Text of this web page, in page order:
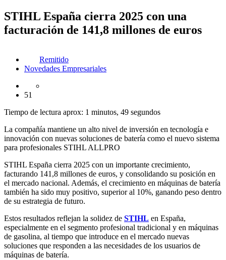
STIHL España cierra 2025 con una
facturación de 141,8 millones de euros
Remitido
Novedades Empresariales
51
Tiempo de lectura aprox: 1 minutos, 49 segundos
La compañía mantiene un alto nivel de inversión en tecnología e
innovación con nuevas soluciones de batería como el nuevo sistema
para profesionales STIHL ALLPRO
STIHL España cierra 2025 con un importante crecimiento,
facturando 141,8 millones de euros, y consolidando su posición en
el mercado nacional. Además, el crecimiento en máquinas de batería
también ha sido muy positivo, superior al 10%, ganando peso dentro
de su estrategia de futuro.
Estos resultados reflejan la solidez de STIHL en España,
especialmente en el segmento profesional tradicional y en máquinas
de gasolina, al tiempo que introduce en el mercado nuevas
soluciones que responden a las necesidades de los usuarios de
máquinas de batería.